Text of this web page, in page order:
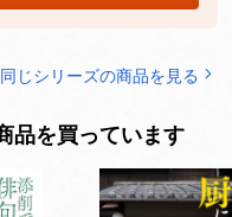
同じシリーズの商品を見る
品を買っています